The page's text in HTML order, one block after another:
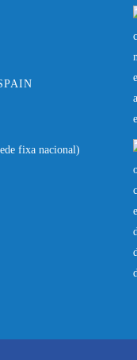
fixa nacional)